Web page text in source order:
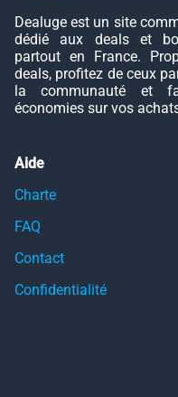
Dealuge est un site
dédié aux deals et
partout en France.
deals, profitez de ceux
la communauté et
économies sur vos
Aide
Charte
FAQ
Contact
Confidentialité